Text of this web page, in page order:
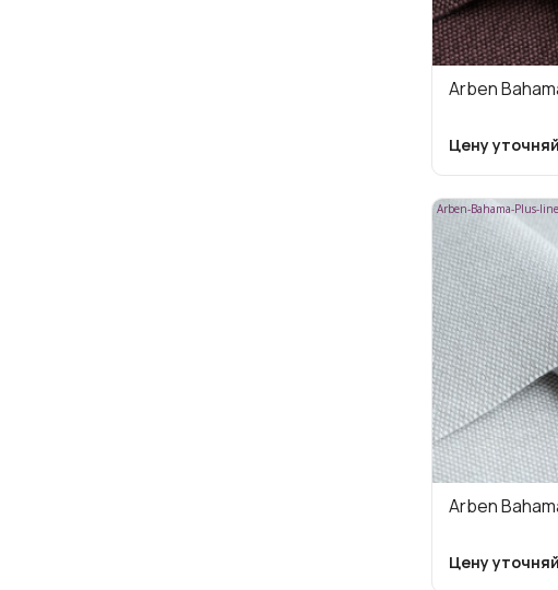
Arben
Цену
Arben-Bahama-Plus-
Arben
Цену